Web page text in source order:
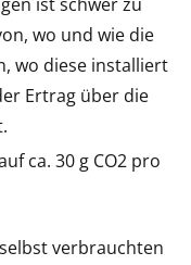
wo und wie die
wo diese installiert
Ertrag über die
ca. 30 g CO2 pro
verbrauchten